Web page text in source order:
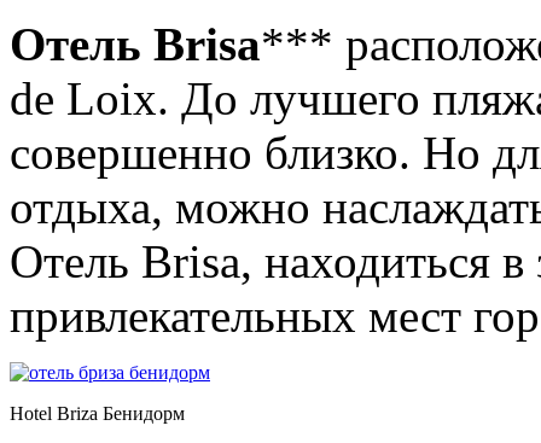
Отель Brisa***
de Loix. До лучшего
совершенно близко. Но
отдыха, можно
Отель Brisa, находиться в
привлекательных мест
Hotel Briza Бенидорм